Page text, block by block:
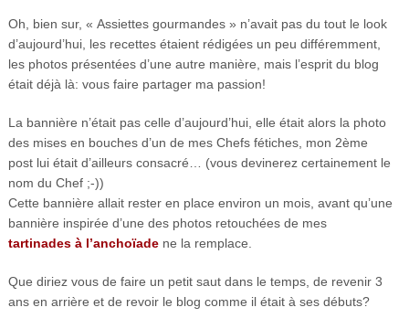
Oh, bien sur, « Assiettes gourmandes » n’avait pas du tout le look
d’aujourd’hui, les recettes étaient rédigées un peu différemment,
les photos présentées d’une autre manière, mais l’esprit du blog
était déjà là: vous faire partager ma passion!
La bannière n’était pas celle d’aujourd’hui, elle était alors la photo
des mises en bouches d’un de mes Chefs fétiches, mon 2ème
post lui était d’ailleurs consacré… (vous devinerez certainement le
nom du Chef ;-))
Cette bannière allait rester en place environ un mois, avant qu’une
bannière inspirée d’une des photos retouchées de mes
tartinades à l’anchoïadene la remplace.
Que diriez vous de faire un petit saut dans le temps, de revenir 3
ans en arrière et de revoir le blog comme il était à ses débuts?